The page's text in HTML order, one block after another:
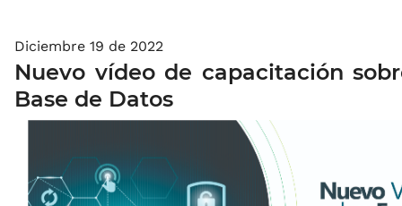
Diciembre 19 de 2022
Nuevo vídeo de capacitación
Base de Datos